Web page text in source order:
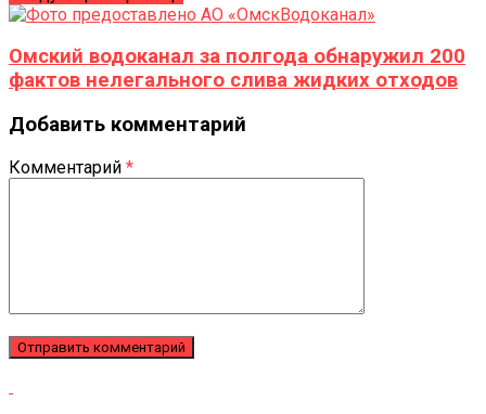
Омский водоканал за полгода обнаружил 200
фактов нелегального слива жидких отходов
Добавить комментарий
Комментарий *